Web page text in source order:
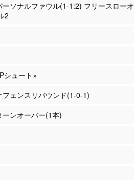
ーソナルファウル(1-1:2) フリースローオ
2
シュート×
フェンスリバウンド(1-0-1)
ンオーバー(1本)